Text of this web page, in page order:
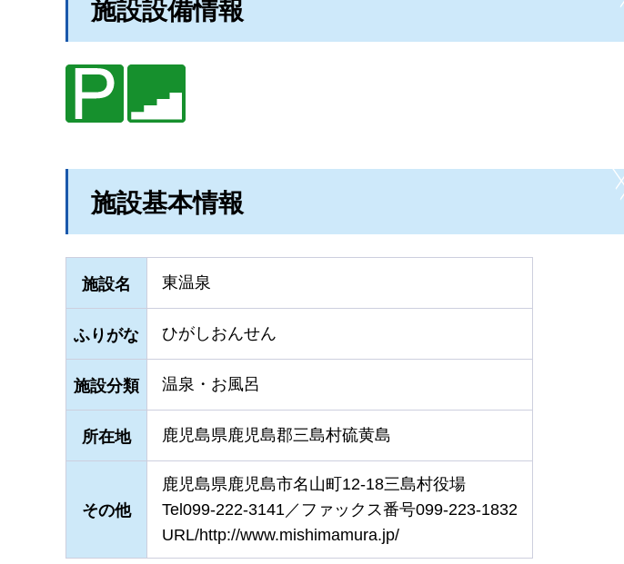
施設設備情報
施設基本情報
施設名 東温泉
ふりがな ひがしおんせん
施設分類 温泉・お風呂
所在地 鹿児島県鹿児島郡三島村硫黄島
その他
鹿児島県鹿児島市名山町12-18三島村役場
Tel099-222-3141／ファックス番号099-223-1832
URL/http://www.mishimamura.jp/